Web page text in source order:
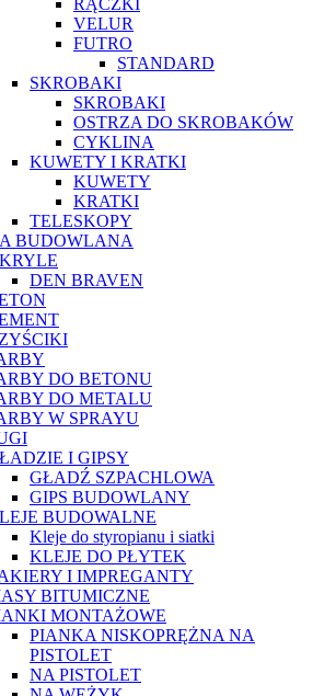
VELUR
FUTRO
STANDARD
SKROBAKI
SKROBAKI
OSTRZA DO SKROBAKÓW
CYKLINA
KUWETY I KRATKI
KUWETY
KRATKI
TELESKOPY
BUDOWLANA
DEN BRAVEN
DO BETONU
DO METALU
W SPRAYU
I GIPSY
GŁADŹ SZPACHLOWA
GIPS BUDOWLANY
BUDOWALNE
Kleje do styropianu i siatki
KLEJE DO PŁYTEK
I IMPREGANTY
BITUMICZNE
MONTAŻOWE
PIANKA NISKOPRĘŻNA NA
PISTOLET
NA PISTOLET